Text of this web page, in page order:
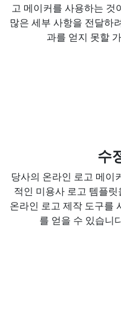
고 메이커를 사용하는 것
많은 세부 사항을 전달하
과를 얻지 못할
수
당사의 온라인 로고 메이
적인 미용사 로고 템플
온라인 로고 제작 도구를
를 얻을 수 있습니